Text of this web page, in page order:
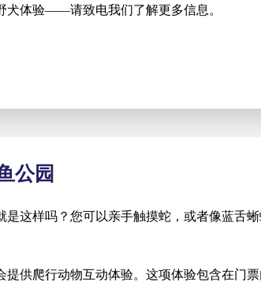
犬体验——请致电我们了解更多信息。
公园
是这样吗？您可以亲手触摸蛇，或者像蓝舌
供爬行动物互动体验。这项体验包含在门